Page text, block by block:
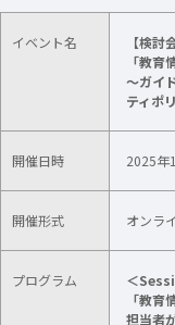
イベント名
【検討
「教育
〜ガイ
ティポ
開催日時 2025年
開催形式 オンラ
プログラム
＜
「教
担当者